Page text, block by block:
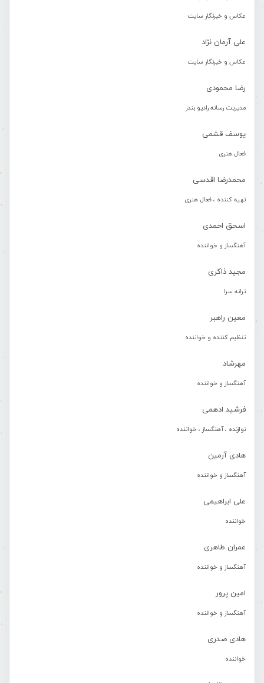
عکاس و خبرنگار سایت
علی آرمان نژاد
عکاس و خبرنگار سایت
رضا محمودی
مدیریت رسانه رادیو بندر
یوسف قشمی
فعال هنری
محمدرضا اقدسی
تهیه کننده ، فعال هنری
اسحق احمدی
آهنگساز و خواننده
مجید ذاکری
ترانه سرا
معین راهبر
تنظیم کننده و خواننده
مهرشاد
آهنگساز و خواننده
فرشید ادهمی
نوازنده ، آهنگساز ، خواننده
هادی آرمین
آهنگساز و خواننده
علی ابراهیمی
خواننده
عمران طاهری
آهنگساز و خواننده
امین پرور
آهنگساز و خواننده
هادی صدری
خواننده